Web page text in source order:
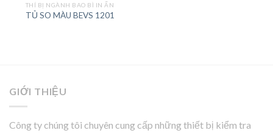
THÍ BỊ NGÀNH BAO BÌ IN ẤN
TỦ SO MÀU BEVS 1201
GIỚI THIỆU
Công ty chúng tôi chuyên cung cấp những thiết bị kiểm tra